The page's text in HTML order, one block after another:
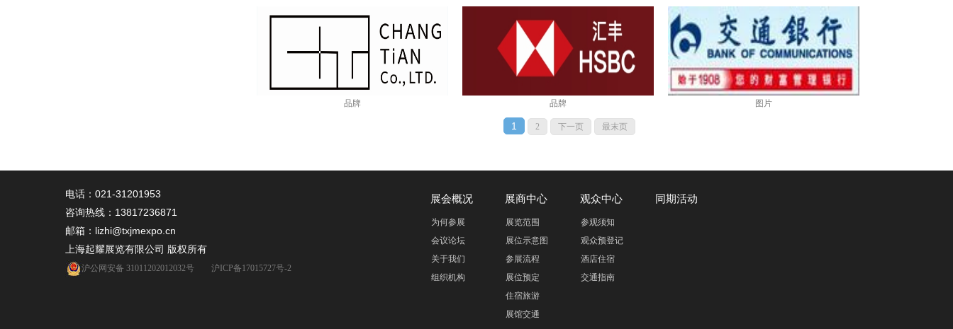
品牌 品牌 图片
1 2 下一页 最末页
电话：021-31201953
咨询热线： 13817236871
邮箱：lizhi@txjmexpo.cn
上海起耀展览有限公司 版权所有
沪公网安备 31011202012032号 沪ICP备17015727号-2
展会概况
为何参展
会议论坛
关于我们
组织机构
展商中心
展览范围
展位示意图
参展流程
展位预定
住宿旅游
展馆交通
观众中心
参观须知
观众预登记
酒店住宿
交通指南
同期活动